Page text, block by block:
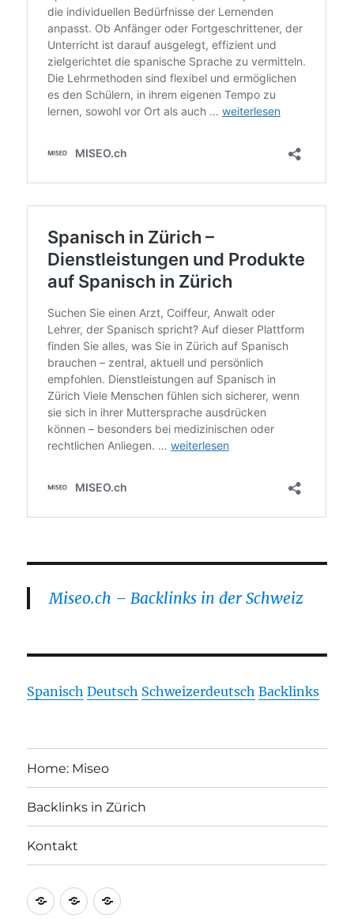
Miseo.ch – Backlinks in der Schweiz
Spanisch Deutsch Schweizerdeutsch Backlinks
Home: Miseo
Backlinks in Zürich
Kontakt
Home:BacklinksKontakt